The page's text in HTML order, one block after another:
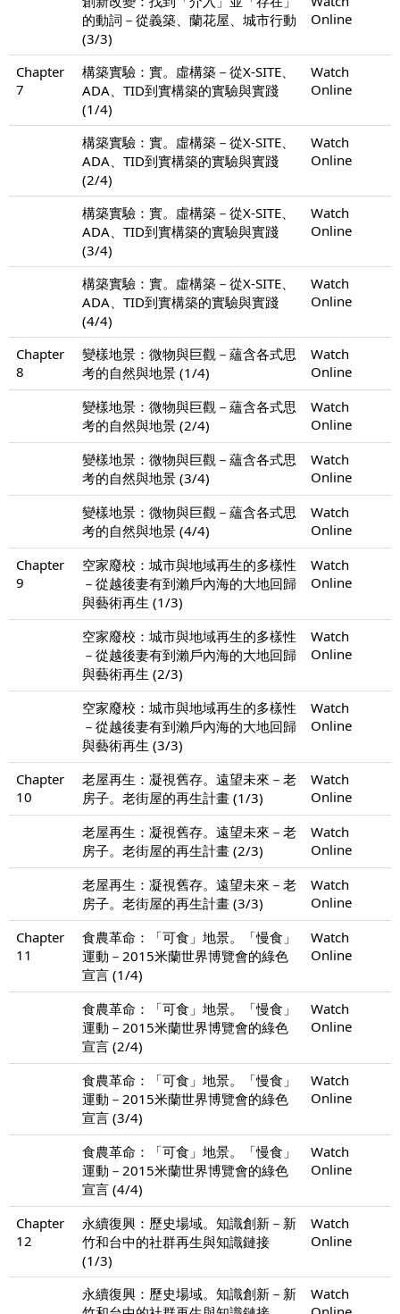
的動詞－從義築、蘭花屋、城市行動
(3/3)
Online
Chapter
7
構築實驗：實。虛構築－從X-SITE、
ADA、TID到實構築的實驗與實踐
(1/4)
Watch
Online
構築實驗：實。虛構築－從X-SITE、
ADA、TID到實構築的實驗與實踐
(2/4)
Watch
Online
構築實驗：實。虛構築－從X-SITE、
ADA、TID到實構築的實驗與實踐
(3/4)
Watch
Online
構築實驗：實。虛構築－從X-SITE、
ADA、TID到實構築的實驗與實踐
(4/4)
Watch
Online
Chapter
8
變樣地景：微物與巨觀－蘊含各式思
考的自然與地景 (1/4)
Watch
Online
變樣地景：微物與巨觀－蘊含各式思
考的自然與地景 (2/4)
Watch
Online
變樣地景：微物與巨觀－蘊含各式思
考的自然與地景 (3/4)
Watch
Online
變樣地景：微物與巨觀－蘊含各式思
考的自然與地景 (4/4)
Watch
Online
Chapter
9
空家廢校：城市與地域再生的多樣性
－從越後妻有到瀨戶內海的大地回歸
與藝術再生 (1/3)
Watch
Online
空家廢校：城市與地域再生的多樣性
－從越後妻有到瀨戶內海的大地回歸
與藝術再生 (2/3)
Watch
Online
空家廢校：城市與地域再生的多樣性
－從越後妻有到瀨戶內海的大地回歸
與藝術再生 (3/3)
Watch
Online
Chapter
10
老屋再生：凝視舊存。遠望未來－老
房子。老街屋的再生計畫 (1/3)
Watch
Online
老屋再生：凝視舊存。遠望未來－老
房子。老街屋的再生計畫 (2/3)
Watch
Online
老屋再生：凝視舊存。遠望未來－老
房子。老街屋的再生計畫 (3/3)
Watch
Online
Chapter
11
食農革命：「可食」地景。「慢食」
運動－2015米蘭世界博覽會的綠色
宣言 (1/4)
Watch
Online
食農革命：「可食」地景。「慢食」
運動－2015米蘭世界博覽會的綠色
宣言 (2/4)
Watch
Online
食農革命：「可食」地景。「慢食」
運動－2015米蘭世界博覽會的綠色
宣言 (3/4)
Watch
Online
食農革命：「可食」地景。「慢食」
運動－2015米蘭世界博覽會的綠色
宣言 (4/4)
Watch
Online
Chapter
12
永續復興：歷史場域。知識創新－新
竹和台中的社群再生與知識鏈接
(1/3)
Watch
Online
永續復興：歷史場域。知識創新－新
Watch